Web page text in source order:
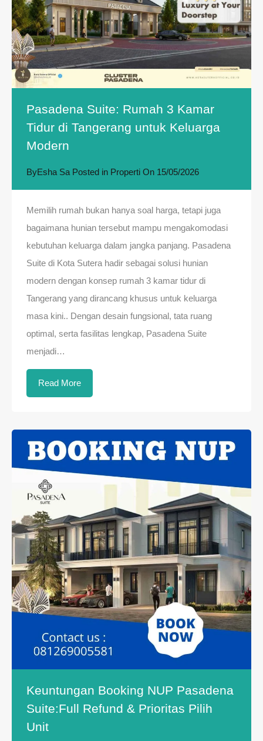
Pasadena Suite: Rumah 3 Kamar
Tidur di Tangerang untuk Keluarga
Modern
ByEsha Sa Posted in Properti On 15/05/2026
Memilih rumah bukan hanya soal harga, tetapi juga
bagaimana hunian tersebut mampu mengakomodasi
kebutuhan keluarga dalam jangka panjang. Pasadena
Suite di Kota Sutera hadir sebagai solusi hunian
modern dengan konsep rumah 3 kamar tidur di
Tangerang yang dirancang khusus untuk keluarga
masa kini.. Dengan desain fungsional, tata ruang
optimal, serta fasilitas lengkap, Pasadena Suite
menjadi…
Read More
Keuntungan Booking NUP Pasadena
Suite:Full Refund & Prioritas Pilih
Unit